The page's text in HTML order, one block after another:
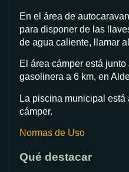
En el área de
para disponer de las
de agua caliente, llamar
El área cámper está
gasolinera a 6 km, en
La piscina municipal está
cámper.
Normas de Uso
Qué destacar